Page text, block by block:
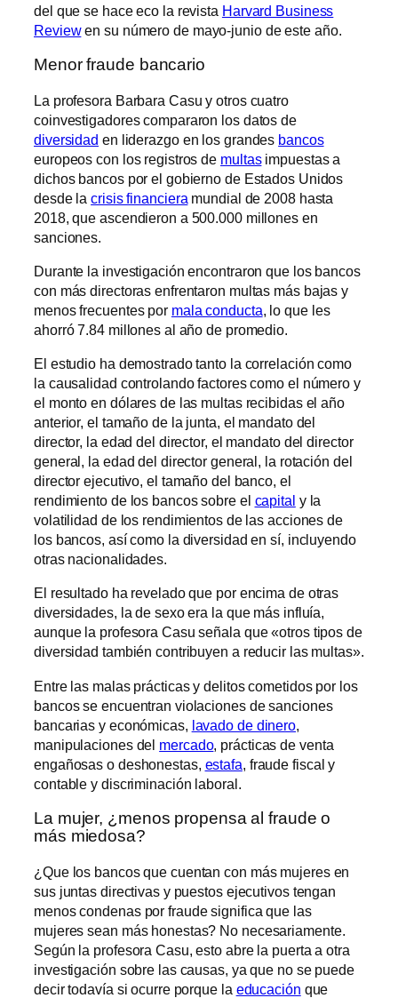
del que se hace eco la revista Harvard Business
Reviewen su número de mayo-junio de este año.
Menor fraude bancario
La profesora Barbara Casu y otros cuatro
coinvestigadores compararon los datos de
diversidad en liderazgo en los grandes bancos
europeos con los registros de multasimpuestas a
dichos bancos por el gobierno de Estados Unidos
desde lacrisis financiera mundial de 2008 hasta
2018, que ascendieron a 500.000 millones en
sanciones.
Durante la investigación encontraron que los bancos
con más directoras enfrentaron multas más bajas y
menos frecuentes por mala conducta, lo que les
ahorró 7.84 millones al año de promedio.
El estudio ha demostrado tanto la correlación como
la causalidad controlando factores como el número y
el monto en dólares de las multas recibidas el año
anterior, el tamaño de la junta, el mandato del
director, la edad del director, el mandato del director
general, la edad del director general, la rotación del
director ejecutivo, el tamaño del banco, el
rendimiento de los bancos sobre el capital y la
volatilidad de los rendimientos de las acciones de
los bancos, así como la diversidad en sí, incluyendo
otras nacionalidades.
El resultado ha revelado que por encima de otras
diversidades, la de sexo era la que más influía,
aunque la profesora Casu señala que «otros tipos de
diversidad también contribuyen a reducir las multas».
Entre las malas prácticas y delitos cometidos por los
bancos se encuentran violaciones de sanciones
bancarias y económicas, lavado de dinero
manipulaciones del mercado, prácticas de venta
engañosas o deshonestas, estafa , fraude fiscal y
contable y discriminación laboral.
La mujer, ¿menos propensa al fraude o
más miedosa?
¿Que los bancos que cuentan con más mujeres en
sus juntas directivas y puestos ejecutivos tengan
menos condenas por fraude significa que las
mujeres sean más honestas? No necesariamente.
Según la profesora Casu, esto abre la puerta a otra
investigación sobre las causas, ya que no se puede
decir todavía si ocurre porque la educación que